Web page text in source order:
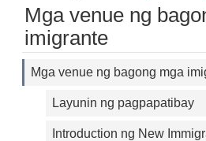
Mga venue ng
imigrante
Mga venue ng bagong mga
Layunin ng pagpapatibay
Introduction ng New